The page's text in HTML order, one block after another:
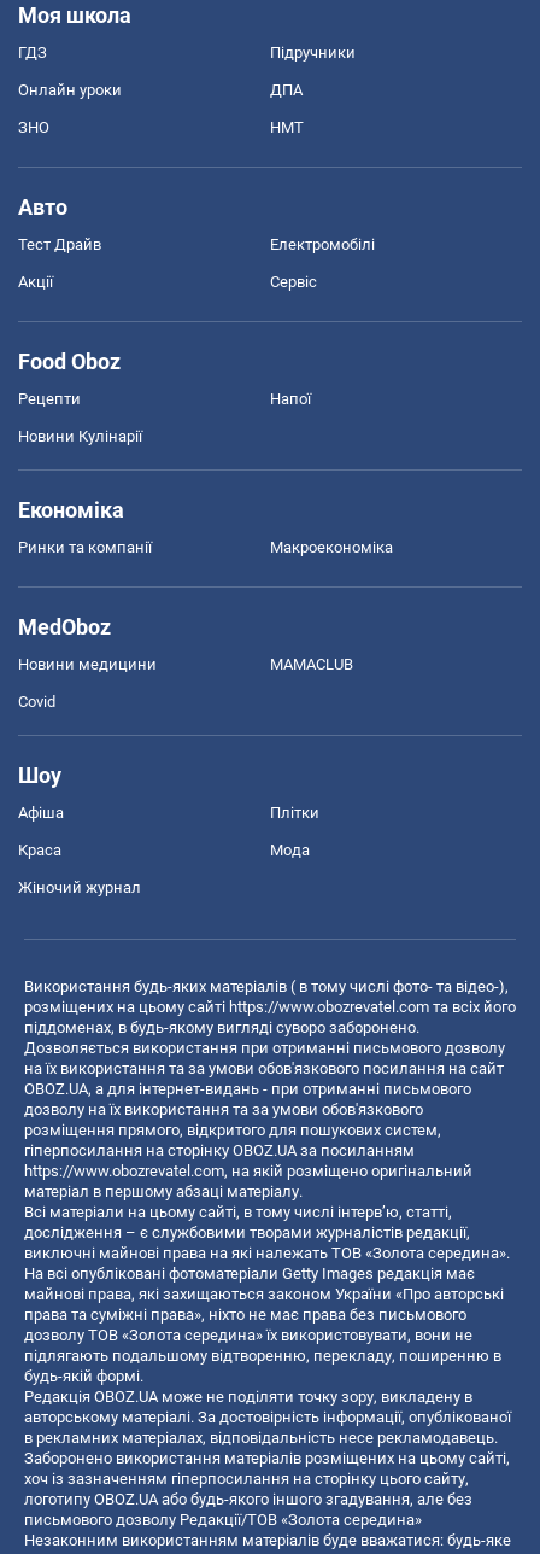
Моя школа
ГДЗ Підручники
Онлайн уроки ДПА
ЗНО НМТ
Авто
Тест Драйв Електромобілі
Акції Сервіс
Food Oboz
Рецепти Напої
Новини Кулінарії
Економіка
Ринки та компанії Макроекономіка
MedOboz
Новини медицини MAMACLUB
Covid
Шоу
Афіша Плітки
Краса Мода
Жіночий журнал
Використання будь-яких матеріалів ( в тому числі фото- та відео-),
розміщених на цьому сайті https://www.obozrevatel.com та всіх його
піддоменах, в будь-якому вигляді суворо заборонено.
Дозволяється використання при отриманні письмового дозволу
на їх використання та за умови обов'язкового посилання на сайт
OBOZ.UA, а для інтернет-видань - при отриманні письмового
дозволу на їх використання та за умови обов'язкового
розміщення прямого, відкритого для пошукових систем,
гіперпосилання на сторінку OBOZ.UA за посиланням
https://www.obozrevatel.com, на якій розміщено оригінальний
матеріал в першому абзаці матеріалу.
Всі матеріали на цьому сайті, в тому числі інтерв’ю, статті,
дослідження – є службовими творами журналістів редакції,
виключні майнові права на які належать ТОВ «Золота середина».
На всі опубліковані фотоматеріали Getty Images редакція має
майнові права, які захищаються законом України «Про авторські
права та суміжні права», ніхто не має права без письмового
дозволу ТОВ «Золота середина» їх використовувати, вони не
підлягають подальшому відтворенню, перекладу, поширенню в
будь-якій формі.
Редакція OBOZ.UA може не поділяти точку зору, викладену в
авторському матеріалі. За достовірність інформації, опублікованої
в рекламних матеріалах, відповідальність несе рекламодавець.
Заборонено використання матеріалів розміщених на цьому сайті,
хоч із зазначенням гіперпосилання на сторінку цього сайту,
логотипу OBOZ.UA або будь-якого іншого згадування, але без
письмового дозволу Редакції/ТОВ «Золота середина»
Незаконним використанням матеріалів буде вважатися: будь-яке